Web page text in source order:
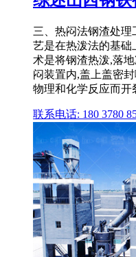
三、热闷法钢渣处
艺是在热泼法的基础
术是将钢渣热泼,落
闷装置内,盖上盖密
物理和化学反应而开
联系电话: 180 3780